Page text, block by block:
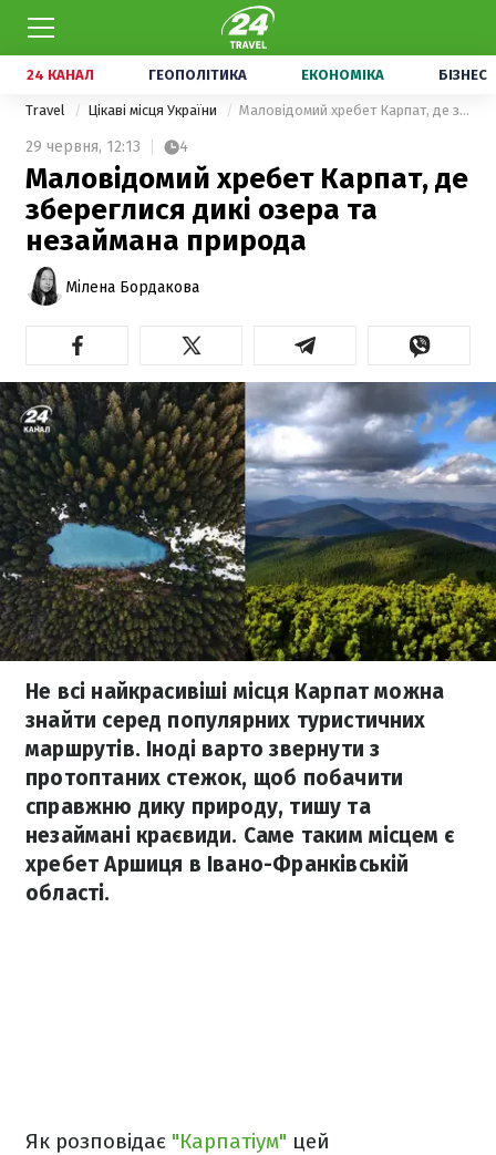
24 КАНАЛ ГЕОПОЛІТИКА ЕКОНОМІКА БІЗНЕС
Travel Цікаві місця України Маловідомий хребет Карпат, де збереглися дикі озера та незаймана природа
29 червня, 12:13 4
Маловідомий хребет Карпат, де
збереглися дикі озера та
незаймана природа
Мілена Бордакова
Не всі найкрасивіші місця Карпат можна
знайти серед популярних туристичних
маршрутів. Іноді варто звернути з
протоптаних стежок, щоб побачити
справжню дику природу, тишу та
незаймані краєвиди. Саме таким місцем є
хребет Аршиця в Івано-Франківській
області.
Як розповідає "Карпатіум" цей